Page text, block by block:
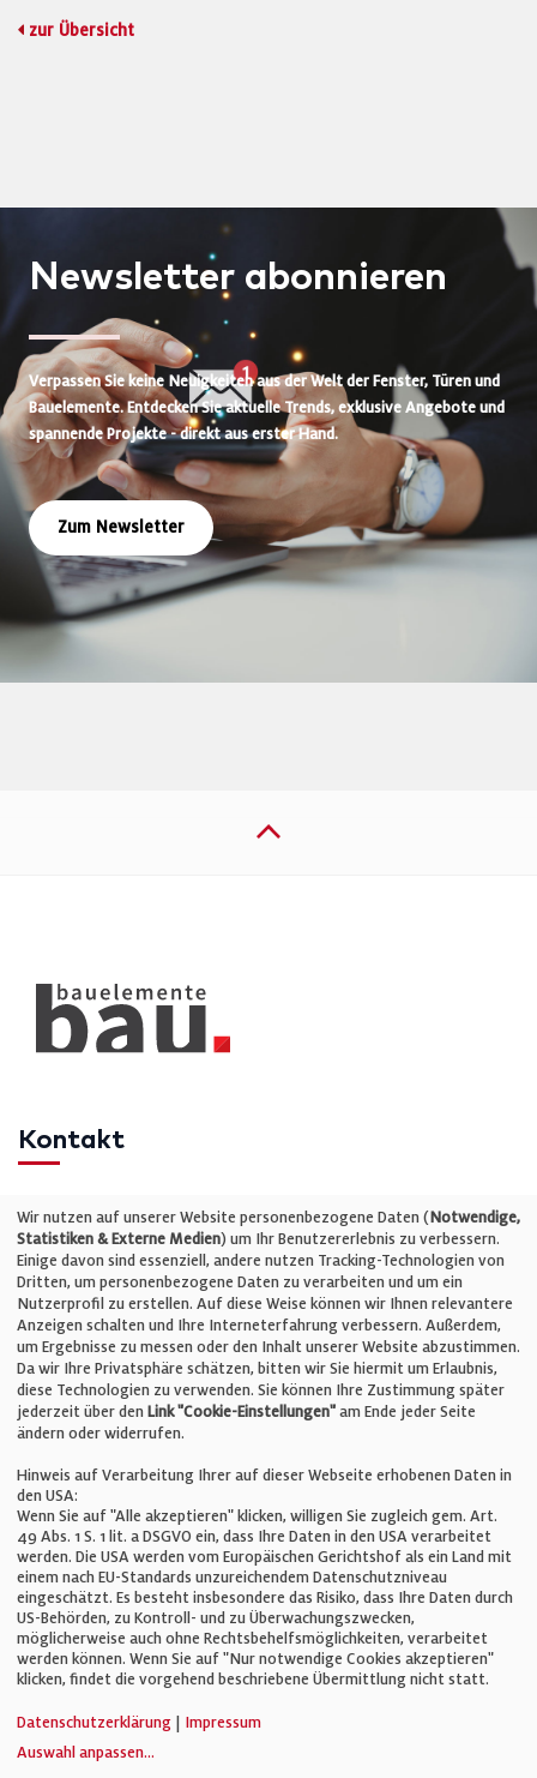
zur Übersicht
Newsletter abonnieren
Verpassen Sie keine Neuigkeiten aus der Welt der Fenster, Türen und
Bauelemente. Entdecken Sie aktuelle Trends, exklusive Angebote und
spannende Projekte - direkt aus erster Hand.
Zum Newsletter
Kontakt
Telefon: +49 (0)711 2585563-0
E-Mail:info@bauelemente-bau.eu
Unternehmen
Impressum
Cookie-Einstellungen
AGB
© Verlag für Fachpublizistik GmbH
Wir nutzen auf unserer Website personenbezogene Daten (Notwendige,
Statistiken & Externe Medien) um Ihr Benutzererlebnis zu verbessern.
Einige davon sind essenziell, andere nutzen Tracking-Technologien von
Dritten, um personenbezogene Daten zu verarbeiten und um ein
Nutzerprofil zu erstellen. Auf diese Weise können wir Ihnen relevantere
Anzeigen schalten und Ihre Interneterfahrung verbessern. Außerdem,
um Ergebnisse zu messen oder den Inhalt unserer Website abzustimmen.
Da wir Ihre Privatsphäre schätzen, bitten wir Sie hiermit um Erlaubnis,
diese Technologien zu verwenden. Sie können Ihre Zustimmung später
jederzeit über den Link "Cookie-Einstellungen" am Ende jeder Seite
ändern oder widerrufen.
Hinweis auf Verarbeitung Ihrer auf dieser Webseite erhobenen Daten in
den USA:
Wenn Sie auf "Alle akzeptieren" klicken, willigen Sie zugleich gem. Art.
49 Abs. 1 S. 1 lit. a DSGVO ein, dass Ihre Daten in den USA verarbeitet
werden. Die USA werden vom Europäischen Gerichtshof als ein Land mit
einem nach EU-Standards unzureichendem Datenschutzniveau
eingeschätzt. Es besteht insbesondere das Risiko, dass Ihre Daten durch
US-Behörden, zu Kontroll- und zu Überwachungszwecken,
möglicherweise auch ohne Rechtsbehelfsmöglichkeiten, verarbeitet
werden können. Wenn Sie auf "Nur notwendige Cookies akzeptieren"
klicken, findet die vorgehend beschriebene Übermittlung nicht statt.
Datenschutzerklärung
Impressum
Auswahl anpassen...